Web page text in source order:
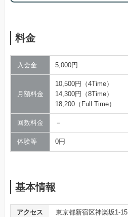
料金
入会金 5,000円
月額料金
10,500円（4Time）
14,300円（8Time）
18,200（Full Time）
回数料金 －
体験等 0円
基本情報
アクセス
東京都新宿区神楽坂1-15